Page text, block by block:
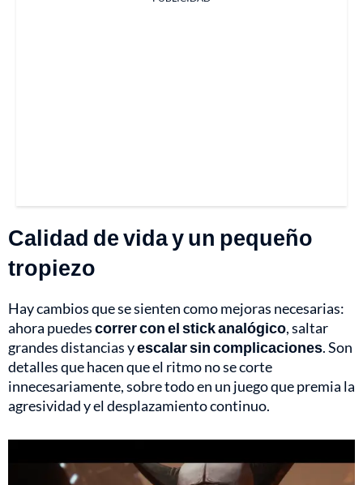
Calidad de vida y un pequeño
tropiezo
Hay cambios que se sienten como mejoras necesarias:
ahora puedescorrer con el stick analógico, saltar
grandes distancias yescalar sin complicaciones. Son
detalles que hacen que el ritmo no se corte
innecesariamente, sobre todo en un juego que premia la
agresividad y el desplazamiento continuo.